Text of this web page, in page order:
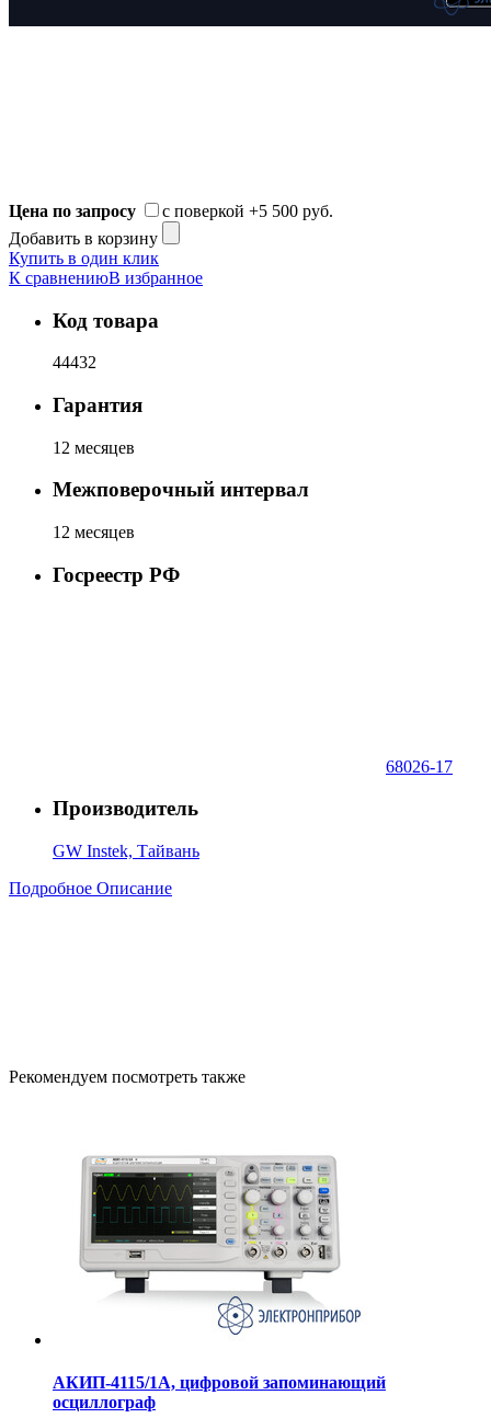
Цена по запросу с поверкой +5 500 руб.
Добавить в корзину
Купить в один клик
К сравнениюВ избранное
Код товара
44432
Гарантия
12 месяцев
Межповерочный интервал
12 месяцев
Госреестр РФ
68026-17
Производитель
GW Instek, Тайвань
Подробное Описание
Рекомендуем посмотреть также
АКИП-4115/1А, цифровой запоминающий
осциллограф